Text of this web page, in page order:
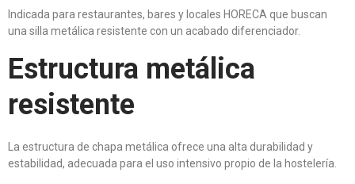
Indicada para restaurantes, bares y locales HORECA que buscan
una silla metálica resistente con un acabado diferenciador.
Estructura metálica
resistente
La estructura de chapa metálica ofrece una alta durabilidad y
estabilidad, adecuada para el uso intensivo propio de la hostelería.